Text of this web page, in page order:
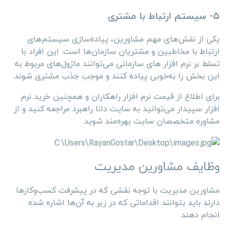
۵- سیستم ارتباط با مشتری
یکی از نقش‌های مهم مشاورین، پیاده‌سازی سیستم‌های
ارتباط با مخاطبین و مشتریان سازمان‌ها است. این افراد با
تسلط بر نرم افزار های سازمانی می‌توانند ماژول‌های مربوط به
این بخش را به‌خوبی پیاده کنند و موجب جذب مشتری شوند.
برای اطلاع از قیمت نرم افزار راهکاران و همچنین خرید نرم
افزار سپیدار می‌توانید به سایت دانا راهبرد مراجعه کنید و از
مشاوره متخصصان سایت بهره‌مند شوید.
وظایف مشاورین مدیریت
مشاورین مدیریت با توجه نقشی که در پیشرفت کسب‌وکارها
دارند باید بتوانند اقداماتی که در زیر به آن‌ها اشاره شده
انجام دهند.